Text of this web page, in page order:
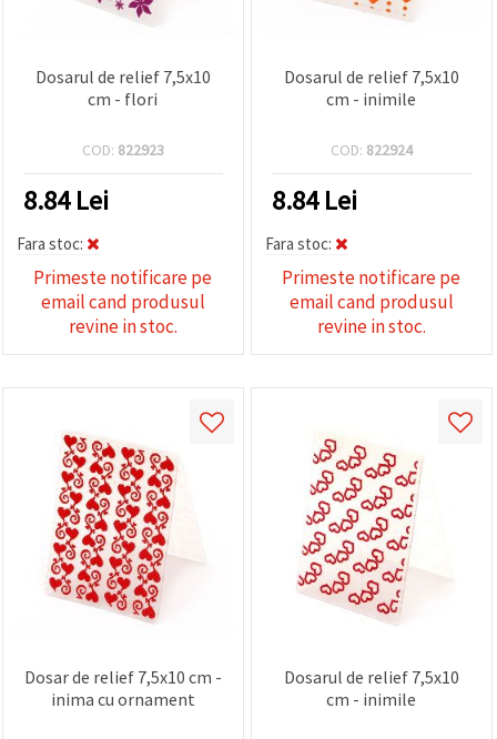
Dosarul de relief 7,5x10
cm - flori
COD: 822923
8.84Lei
Fara stoc:
Primeste notificare pe
email cand produsul
revine in stoc.
Dosarul de relief 7,5x10
cm - inimile
COD: 822924
8.84Lei
Fara stoc:
Primeste notificare pe
email cand produsul
revine in stoc.
Dosar de relief 7,5x10 cm -
inima cu ornament
Dosarul de relief 7,5x10
cm - inimile